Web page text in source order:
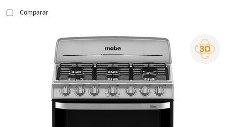
Comparar